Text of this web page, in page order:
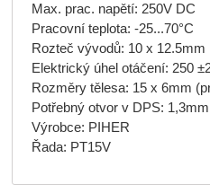
Max. prac. napětí: 250V DC
Pracovní teplota: -25...70°C
Rozteč vývodů: 10 x 12.5mm
Elektrický úhel otáčení: 250
Rozměry tělesa: 15 x 6mm
Potřebný otvor v DPS: 1,3mm
Výrobce: PIHER
Řada: PT15V